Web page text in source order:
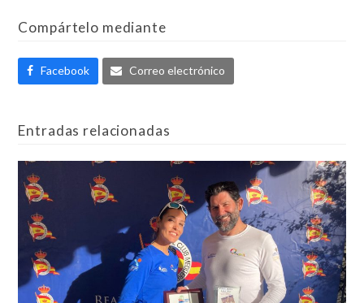
Compártelo mediante
Facebook Correo electrónico
Entradas relacionadas